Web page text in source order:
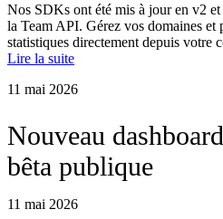
Nos SDKs ont été mis à jour en v2
la Team API. Gérez vos domaines et
statistiques directement depuis votre
Lire la suite
11 mai 2026
Nouveau
bêta publique
11 mai 2026